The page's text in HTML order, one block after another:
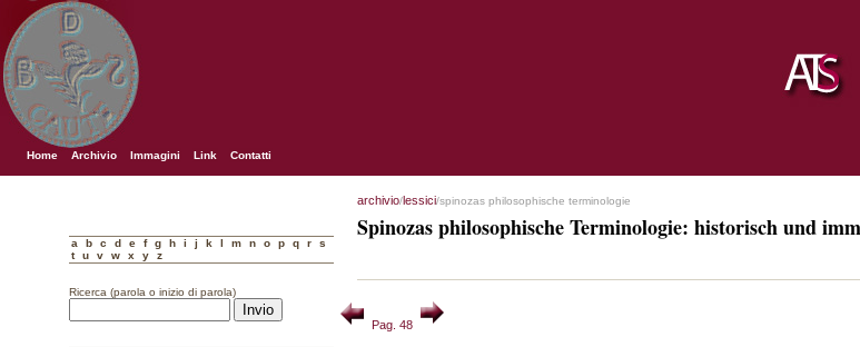
Home Archivio Immagini Link Contatti
a b c d e f g h i j k l m n o p q r
s
t
u v w x y z
Ricerca (parola o inizio di parola)
archivio/lessici/spinozas philosophische terminologie
Spinozas philosophische Terminologie: historisch und
Pag. 48